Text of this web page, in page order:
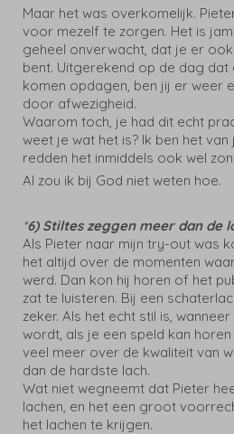
Maar het was overkomelijk.
voor mezelf te zorgen. Het is
geheel onverwacht, dat je er
bent. Uitgerekend op de dag dat
komen opdagen, ben jij er weer
door afwezigheid.
Waarom toch, je had dit echt
weet je wat het is? Ik ben het van
redden het inmiddels ook wel
Al zou ik bij God niet weten hoe.
*6) Stiltes zeggen meer dan de
Als Pieter naar mijn try-out was
het altijd over de momenten
werd. Dan kon hij horen of het
zat te luisteren. Bij een
zeker. Als het echt stil is,
wordt, als je een speld kan
veel meer over de kwaliteit van
dan de hardste lach.
Wat niet wegneemt dat Pieter
lachen, en het een groot
het lachen te krijgen.